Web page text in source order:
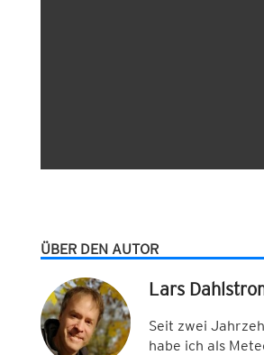
ÜBER DEN AUTOR
Lars
Seit zwei
habe ich als